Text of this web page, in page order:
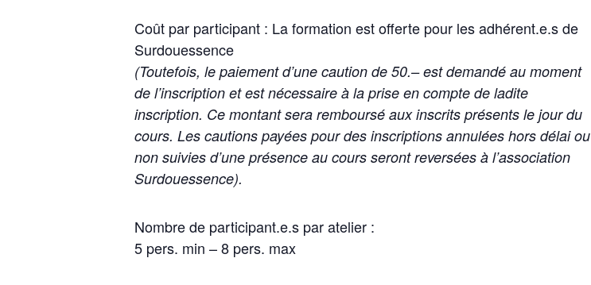
Coût par participant : La formation est offerte pour les adhérent.e.s de
Surdouessence
(Toutefois, le paiement d’une caution de 50.– est demandé au moment
de l’inscription et est nécessaire à la prise en compte de ladite
inscription. Ce montant sera remboursé aux inscrits présents le jour du
cours. Les cautions payées pour des inscriptions annulées hors délai ou
nonsuivies d’une présence au cours seront reversées à l’association
Surdouessence).
Nombre de participant.e.s par atelier :
5 pers. min – 8 pers. max